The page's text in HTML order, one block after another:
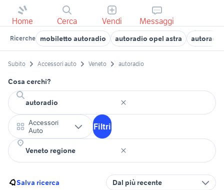
Home Cerca Vendi Messaggi
Ricerche mobiletto autoradio autoradio opel astra
Subito Accessori auto Veneto autoradio
Cosa cerchi?
Accessori
Auto
Filtri
Salva ricerca Dal più recente